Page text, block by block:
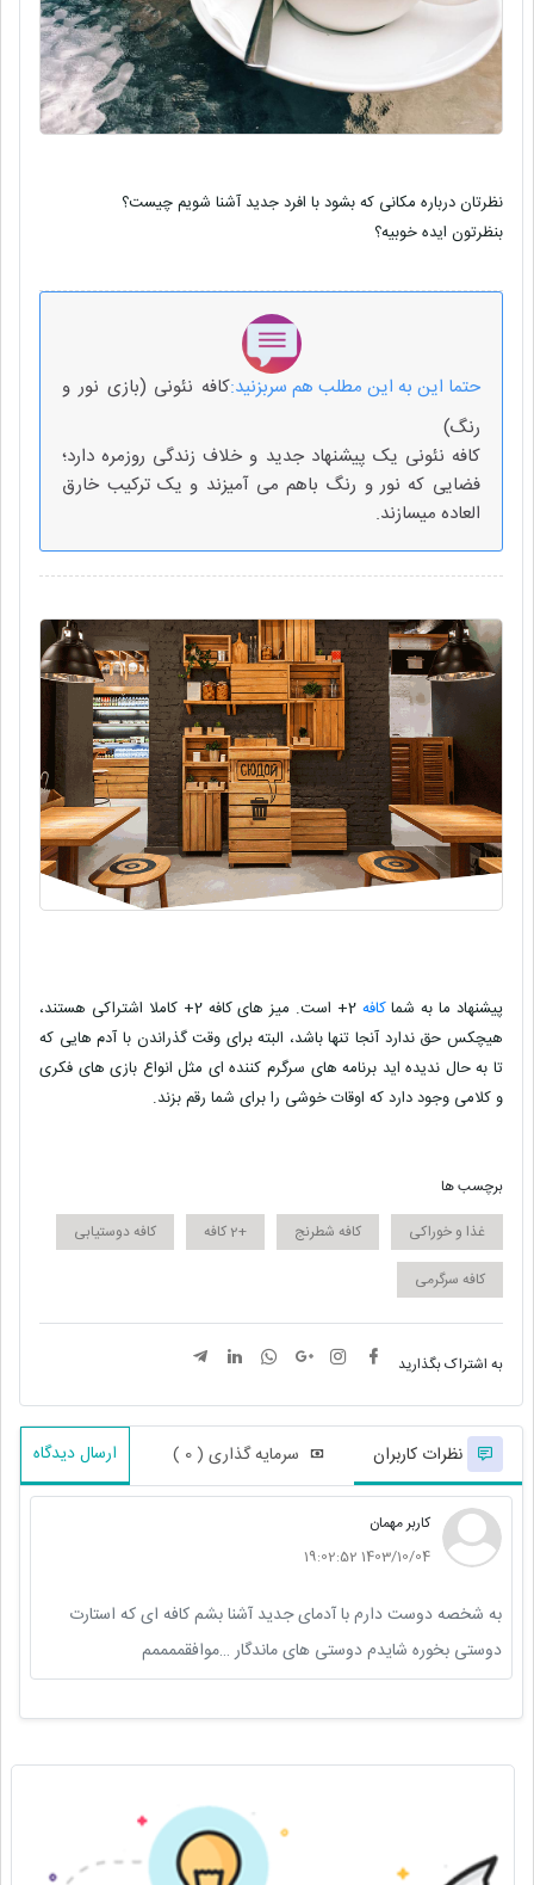
نظرتان درباره مکانی که بشود با افرد جدید آشنا شویم چیست؟
بنظرتون ایده خوبیه؟
حتما این به این مطلب هم سربزنید:کافه نئونی (بازی نور و
رنگ)
کافه نئونی یک پیشنهاد جدید و خلاف زندگی روزمره دارد؛
فضایی که نور و رنگ باهم می آمیزند و یک ترکیب خارق
العاده میسازند.
پیشنهاد ما به شماکافه
2+ است. میز های کافه 2+ کاملا اشتراکی هستند،
هیچکس حق ندارد آنجا تنها باشد، البته برای وقت گذراندن با آدم هایی که
تا به حال ندیده اید برنامه های سرگرم کننده ای مثل انواع بازی های فکری
و کلامی وجود دارد که اوقات خوشی را برای شما رقم بزند.
برچسب ها
غذا و خوراکی
کافه شطرنج +2 کافه
کافه دوستیابی
کافه سرگرمی
به اشتراک بگذارید
نظرات کاربران سرمایه گذاری ( 0 ) ارسال دیدگاه
کاربر مهمان
1403/10/04 19:02:52
به شخصه دوست دارم با آدمای جدید آشنا بشم کافه ای که استارت
دوستی بخوره شایدم دوستی های ماندگار …موافقممممم